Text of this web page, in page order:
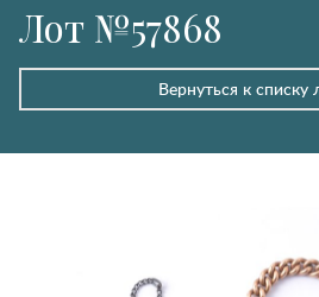
Лот №57868
Вернуться к списку